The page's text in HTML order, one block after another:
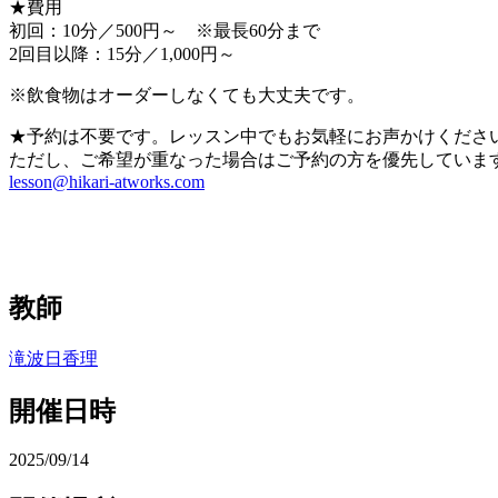
★費用
初回：10分／500円～ ※最長60分まで
2回目以降：15分／1,000円～
※飲食物はオーダーしなくても大丈夫です。
★予約は不要です。レッスン中でもお気軽にお声かけくださ
ただし、ご希望が重なった場合はご予約の方を優先していま
lesson@hikari-atworks.com
教師
滝波日香理
開催日時
2025/09/14